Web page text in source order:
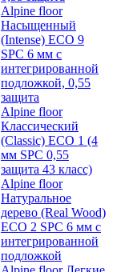
Alpine floor
Насыщенный
(Intense) ECO 9
SPC 6 мм с
интегрированной
подложкой, 0,55
защита
Alpine floor
Классический
(Classic) ECO 1 (4
мм SPC 0,55
защита 43 класс)
Alpine floor
Натуральное
дерево (Real Wood)
ECO 2 SPC 6 мм с
интегрированной
подложкой